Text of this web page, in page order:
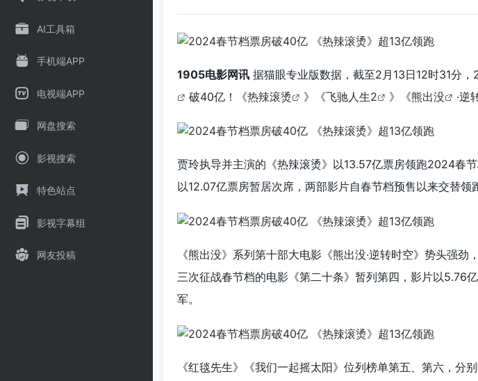
AI工具箱
手机端APP
电视端APP
网盘搜索
影视搜索
特色站点
影视字幕组
网友投稿
1905电影网讯 据猫眼专业版数据，截至2月13日12时31分
破40亿！《热辣滚烫 》《飞驰人生2 》《熊出没 ·逆
贾玲执导并主演的《热辣滚烫》以13.57亿票房领跑2024春
以12.07亿票房暂居次席，两部影片自春节档预售以来交替领
《熊出没》系列第十部大电影《熊出没·逆转时空》势头强
三次征战春节档的电影《第二十条》暂列第四，影片以5.76
军。
《红毯先生》《我们一起摇太阳》位列榜单第五、第六，